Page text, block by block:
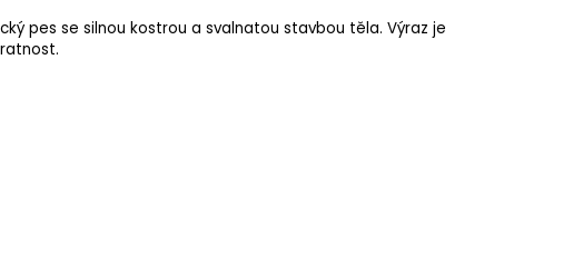
pes se silnou kostrou a svalnatou stavbou těla. Výraz je